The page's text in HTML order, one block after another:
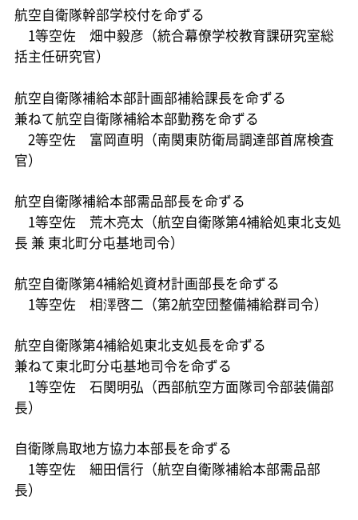
航空自衛隊幹部学校付を命ずる
1等空佐 畑中毅彦（統合幕僚学校教育課研究室総
括主任研究官）
航空自衛隊補給本部計画部補給課長を命ずる
兼ねて航空自衛隊補給本部勤務を命ずる
2等空佐 富岡直明（南関東防衛局調達部首席検査
官）
航空自衛隊補給本部需品部長を命ずる
1等空佐 荒木亮太（航空自衛隊第4補給処東北支処
長 兼 東北町分屯基地司令）
航空自衛隊第4補給処資材計画部長を命ずる
1等空佐 相澤啓二（第2航空団整備補給群司令）
航空自衛隊第4補給処東北支処長を命ずる
兼ねて東北町分屯基地司令を命ずる
1等空佐 石関明弘（西部航空方面隊司令部装備部
長）
自衛隊鳥取地方協力本部長を命ずる
1等空佐 細田信行（航空自衛隊補給本部需品部
長）